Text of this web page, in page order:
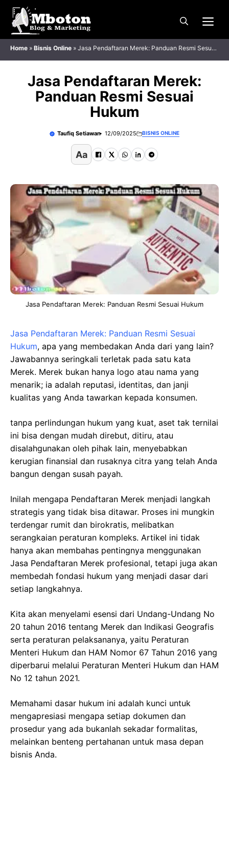
Langsung
Home » Bisnis Online » Jasa Pendaftaran Merek: Panduan Resmi Sesuai
Hukum
Jasa Pendaftaran Merek:
Panduan Resmi Sesuai
Hukum
Taufiq Setiawan 12/09/2025 BISNIS ONLINE
Aa
Jasa Pendaftaran Merek: Panduan Resmi Sesuai Hukum
Jasa Pendaftaran Merek: Panduan Resmi Sesuai
Hukum, apa yang membedakan Anda dari yang lain?
Jawabannya seringkali terletak pada satu kata
Merek. Merek bukan hanya logo atau nama yang
menarik; ia adalah reputasi, identitas, dan janji
kualitas yang Anda tawarkan kepada konsumen.
tanpa perlindungan hukum yang kuat, aset tak ternilai
ini bisa dengan mudah direbut, ditiru, atau
disalahgunakan oleh pihak lain, menyebabkan
kerugian finansial dan rusaknya citra yang telah Anda
bangun dengan susah payah.
Inilah mengapa Pendaftaran Merek menjadi langkah
strategis yang tidak bisa ditawar. Proses ini mungkin
terdengar rumit dan birokratis, melibatkan
serangkaian peraturan kompleks. Artikel ini tidak
hanya akan membahas pentingnya menggunakan
Jasa Pendaftaran Merek profesional, tetapi juga akan
membedah fondasi hukum yang menjadi dasar dari
setiap langkahnya.
Kita akan menyelami esensi dari Undang-Undang No
20 tahun 2016 tentang Merek dan Indikasi Geografis
serta peraturan pelaksananya, yaitu Peraturan
Menteri Hukum dan HAM Nomor 67 Tahun 2016 yang
diperbarui melalui Peraturan Menteri Hukum dan HAM
No 12 tahun 2021.
Memahami dasar hukum ini adalah kunci untuk
mengapresiasi mengapa setiap dokumen dan
prosedur yang ada bukanlah sekadar formalitas,
melainkan benteng pertahanan untuk masa depan
bisnis Anda.